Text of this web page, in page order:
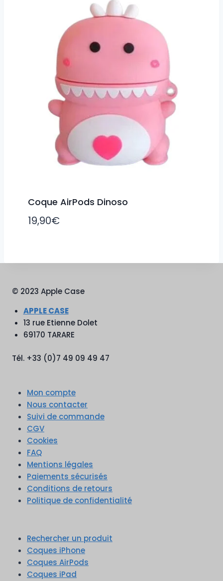
Coque AirPods Dinoso
19,90€
© 2023 Apple Case
APPLE CASE
13 rue Etienne Dolet
69170 TARARE
Tél. +33 (0)7 49 09 49 47
Mon compte
Nous contacter
Suivi de commande
CGV
Cookies
FAQ
Mentions légales
Paiements sécurisés
Conditions de retours
Politique de confidentialité
Rechercher un produit
Coques iPhone
Coques AirPods
Coques iPad